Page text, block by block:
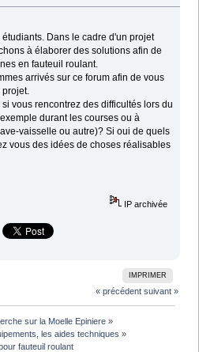
Dans le cadre d'un projet
à élaborer des solutions afin de
en fauteuil roulant.
arrivés sur ce forum afin de vous
vous rencontrez des difficultés lors du
durant les courses ou à
vaisselle ou autre)? Si oui de quels
vous des idées de choses réalisables
IP archivée
IMPRIMER
« précédent suivant »
sur la Moelle Epiniere »
les aides techniques »
fauteuil roulant